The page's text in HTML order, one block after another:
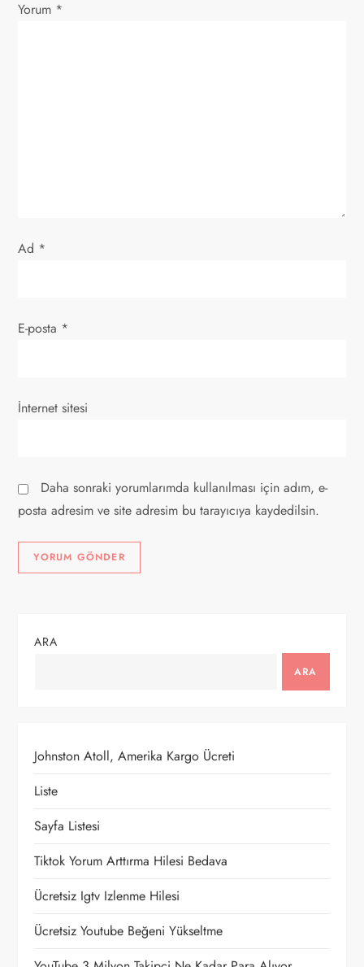
z
i
Yorum *
Ad *
E-posta *
İnternet sitesi
Daha sonraki yorumlarımda kullanılması için adım, e-
posta adresim ve site adresim bu tarayıcıya kaydedilsin.
ARA
ARA
Johnston Atoll, Amerika Kargo Ücreti
Liste
Sayfa Listesi
Tiktok Yorum Arttırma Hilesi Bedava
Ücretsiz Igtv Izlenme Hilesi
Ücretsiz Youtube Beğeni Yükseltme